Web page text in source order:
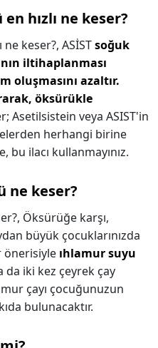
hızlı ne keser?
ne keser?, ASİSTsoğuk
iltihaplanması
oluşmasını azaltır.
öksürükle
Asetilsistein veya ASIST'in
herhangi birine
bu ilacı kullanmayınız.
ne keser?
Öksürüğe karşı,
büyük çocuklarınızda
önerisiyle ıhlamur suyu
iki kez çeyrek çay
çayı çocuğunuzun
bulunacaktır.